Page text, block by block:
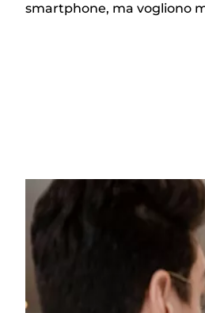
smartphone, ma vogliono